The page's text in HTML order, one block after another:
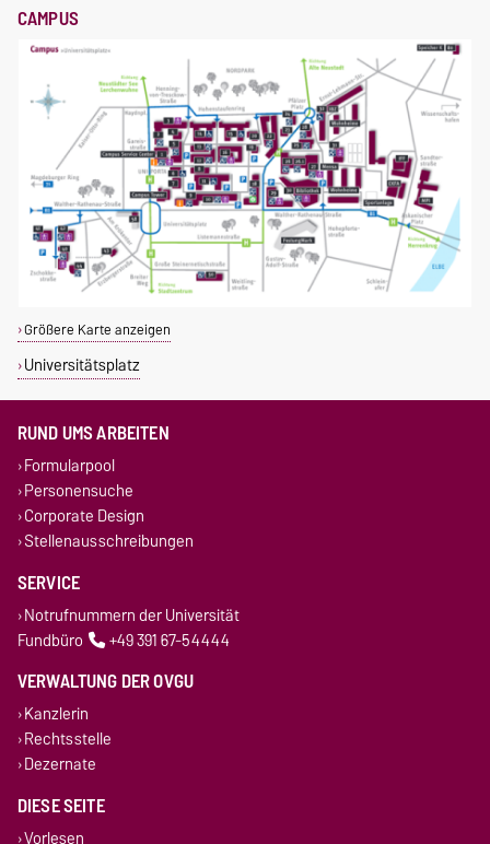
CAMPUS
Größere Karte anzeigen
Universitätsplatz
RUND UMS ARBEITEN
Formularpool
Personensuche
Corporate Design
Stellenausschreibungen
SERVICE
Notrufnummern der Universität
Fundbüro
+49 391 67-54444
VERWALTUNG DER OVGU
Kanzlerin
Rechtsstelle
Dezernate
DIESE SEITE
Vorlesen